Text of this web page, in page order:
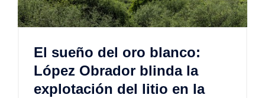
El sueño del oro blanco:
López Obrador blinda la
explotación del litio en la